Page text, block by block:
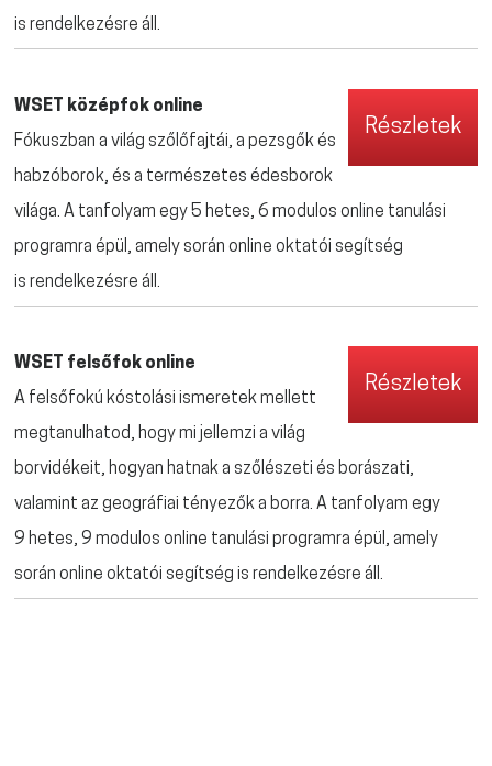
is rendelkezésre áll.
Részletek
WSET középfok online
Fókuszban a világ szőlőfajtái, a pezsgők és
habzóborok, és a természetes édesborok
világa.A tanfolyam egy 5 hetes, 6 modulos online tanulási
programra épül, amely során online oktatói segítség
is rendelkezésre áll.
Részletek
WSET felsőfok online
A felsőfokú kóstolási ismeretek mellett
megtanulhatod, hogy mi jellemzi a világ
borvidékeit, hogyan hatnak a szőlészeti és borászati,
valamint az geográfiai tényezők a borra.A tanfolyam egy
9 hetes, 9 modulos online tanulási programra épül, amely
során online oktatói segítség is rendelkezésre áll.